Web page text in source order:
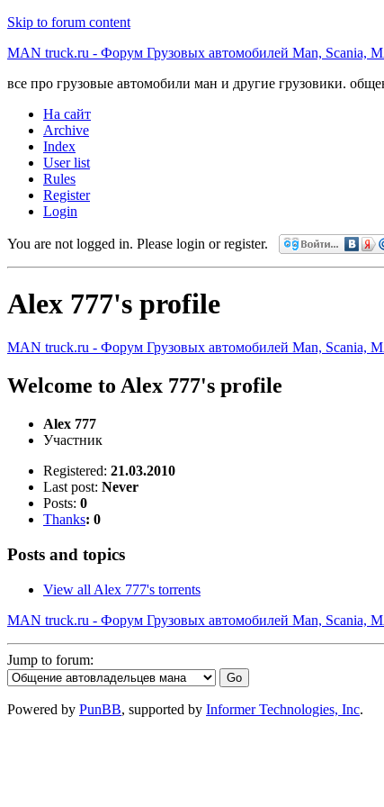
Skip to forum content
MAN truck.ru - Форум Грузовых автомобилей Man,
все про грузовые автомобили ман и другие грузовики.
На сайт
Archive
Index
User list
Rules
Register
Login
You are not logged in. Please login or register.
Alex 777's profile
MAN truck.ru - Форум Грузовых автомобилей Man,
Welcome to Alex 777's profile
Alex 777
Участник
Registered: 21.03.2010
Last post: Never
Posts: 0
Thanks: 0
Posts and topics
View all Alex 777's torrents
MAN truck.ru - Форум Грузовых автомобилей Man,
Jump to forum:
Powered by PunBB, supported by Informer Technologies, Inc.